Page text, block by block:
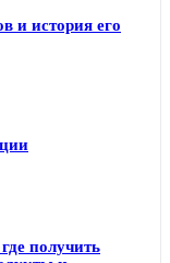
и история его
получить